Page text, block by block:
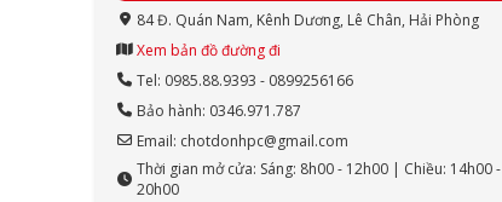
84 Đ. Quán Nam, Kênh Dương, Lê Chân, Hải Phòng
Xem bản đồ đường đi
Tel: 0985.88.9393 - 0899256166
Bảo hành: 0346.971.787
Email: chotdonhpc@gmail.com
Thời gian mở cửa: Sáng: 8h00 - 12h00 | Chiều: 14h00 -
20h00